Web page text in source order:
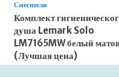
Смесители
Комплект
душа Lemark Solo
LM7165MW белый
(Лучшая цена)